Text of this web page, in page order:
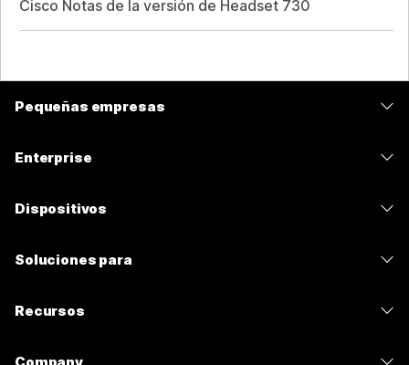
Cisco Notas de la versión de Headset 730
Pequeñas empresas
Enterprise
Dispositivos
Soluciones para
Recursos
Company